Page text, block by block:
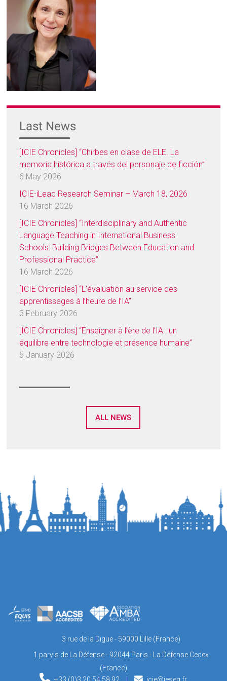
Last News
[ICIE Chronicles] “Chirbes en clase de ELE. La
memoria histórica a través del personaje de ficción”
6 May 2026
ICIE-iLead Research Seminar – March 18, 2026
16 March 2026
[ICIE Chronicles] “Interdisciplinary and Authentic
Language Teaching in International Business
Schools: Building Bridges Between Education and
Professional Practice”
16 March 2026
[ICIE Chronicles] “L’évaluation au service des
apprentissages à l’heure de l’IA”
3 February 2026
[ICIE Chronicles] “Enseigner à l’ère de l’IA : un
équilibre entre technologie et présence humaine”
5 January 2026
ALL NEWS
3 rue de la Digue - 59000 Lille (France)
1 parvis de La Défense - 92044 Paris - La Défense Cedex
(France)